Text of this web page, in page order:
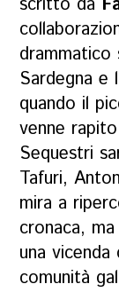
drammatico
Sardegna e
quando il
venne
Sequestri
Tafuri,
mira a
cronaca,
una
comunità